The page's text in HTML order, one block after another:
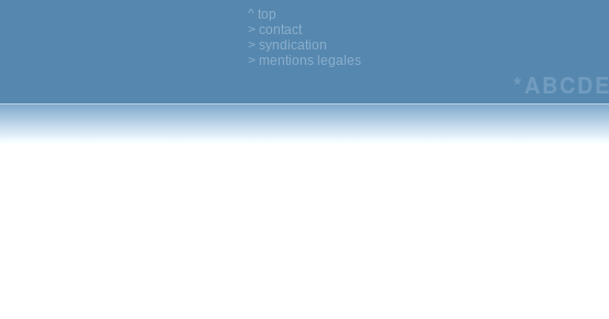
^ top
> contact
> syndication
> mentions legales
*ABCDE